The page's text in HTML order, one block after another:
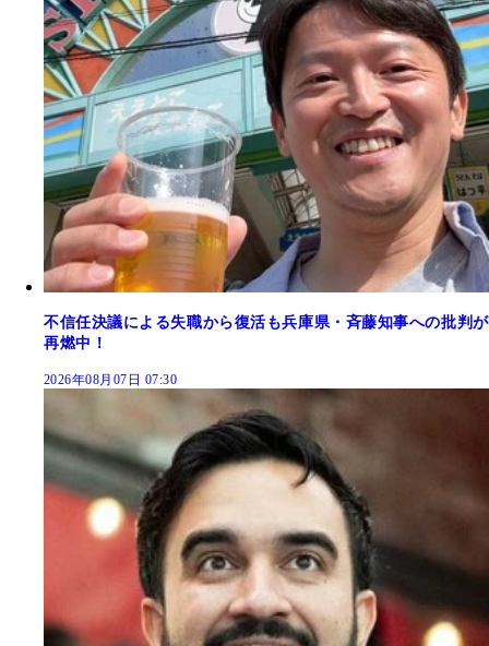
不信任決議による失職から復活も兵庫県・斉藤知事への批判が
再燃中！
2026年08月07日 07:30